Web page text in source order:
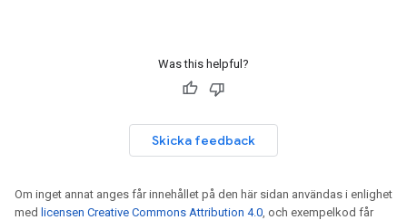
Was this helpful?
Skicka feedback
Om inget annat anges får innehållet på den här sidan användas i enlighet
med licensen Creative Commons Attribution 4.0 , och exempelkod får